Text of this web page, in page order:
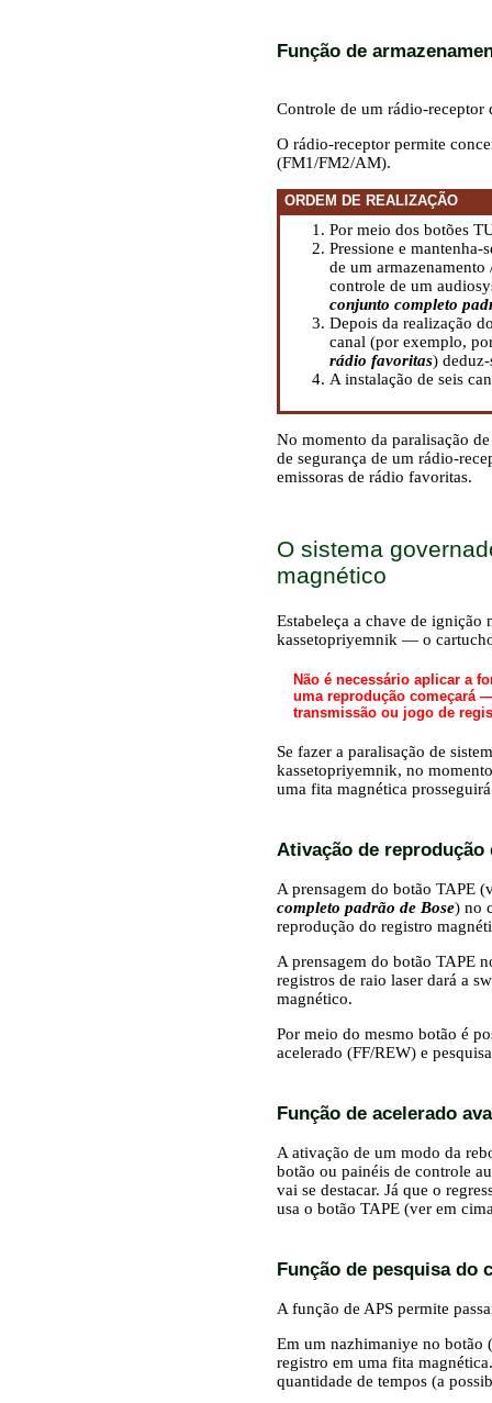
Função de
Controle de um rádio-receptor
O rádio-receptor permite
(FM1/FM2/AM).
ORDEM DE REALIZAÇÃO
Por meio dos botões
Pressione e
de um
controle de um
conjunto completo
Depois da realização
canal (por exemplo,
rádio favoritas)
A instalação de seis
No momento da paralisação
de segurança de um rádio-
emissoras de rádio favoritas.
O sistema
magnético
Estabeleça a chave de
kassetopriyemnik — o
Não é necessário aplicar a
uma reprodução começará
transmissão ou jogo de
Se fazer a paralisação de
kassetopriyemnik, no
uma fita magnética
Ativação de
A prensagem do botão TAPE
completo padrão de Bose) no
reprodução do registro
A prensagem do botão TAPE
registros de raio laser dará a
magnético.
Por meio do mesmo botão é
acelerado (FF/REW) e
Função de acelerado
A ativação de um modo da
botão ou painéis de controle
vai se destacar. Já que o
usa o botão TAPE (ver em
Função de pesquisa do
A função de APS permite
Em um nazhimaniye no botão
registro em uma fita
quantidade de tempos (a